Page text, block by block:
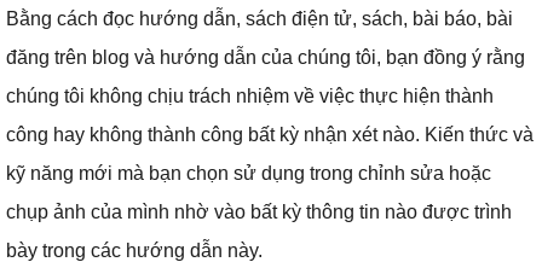
Bằng cách đọc hướng dẫn, sách điện tử, sách, bài báo, bài
đăng trên blog và hướng dẫn của chúng tôi, bạn đồng ý rằng
chúng tôi không chịu trách nhiệm về việc thực hiện thành
công hay không thành công bất kỳ nhận xét nào. Kiến thức và
kỹ năng mới mà bạn chọn sử dụng trong chỉnh sửa hoặc
chụp ảnh của mình nhờ vào bất kỳ thông tin nào được trình
bày trong các hướng dẫn này.